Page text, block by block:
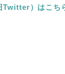
）はこち